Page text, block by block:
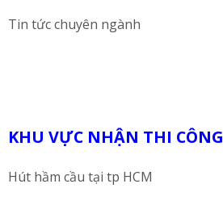
Tin tức chuyên ngành
KHU VỰC NHẬN THI CÔNG
Hút hầm cầu tại tp HCM